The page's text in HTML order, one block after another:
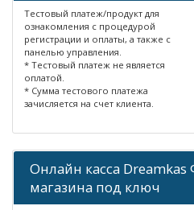
Тестовый платеж/продукт для
ознакомления с процедурой
регистрации и оплаты, а также с
панелью управления.
* Тестовый платеж не является
оплатой.
* Сумма тестового платежа
зачисляется на счет клиента.
Онлайн касса
магазина под ключ